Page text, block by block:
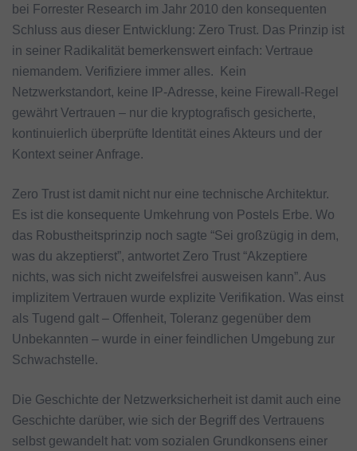
bei Forrester Research im Jahr 2010 den konsequenten
Schluss aus dieser Entwicklung: Zero Trust. Das Prinzip ist
in seiner Radikalität bemerkenswert einfach: Vertraue
niemandem. Verifiziere immer alles. Kein
Netzwerkstandort, keine IP-Adresse, keine Firewall-Regel
gewährt Vertrauen – nur die kryptografisch gesicherte,
kontinuierlich überprüfte Identität eines Akteurs und der
Kontext seiner Anfrage.
Zero Trust ist damit nicht nur eine technische Architektur.
Es ist die konsequente Umkehrung von Postels Erbe. Wo
das Robustheitsprinzip noch sagte “Sei großzügig in dem,
was du akzeptierst”, antwortet Zero Trust “Akzeptiere
nichts, was sich nicht zweifelsfrei ausweisen kann”. Aus
implizitem Vertrauen wurde explizite Verifikation. Was einst
als Tugend galt – Offenheit, Toleranz gegenüber dem
Unbekannten – wurde in einer feindlichen Umgebung zur
Schwachstelle.
Die Geschichte der Netzwerksicherheit ist damit auch eine
Geschichte darüber, wie sich der Begriff des Vertrauens
selbst gewandelt hat: vom sozialen Grundkonsens einer